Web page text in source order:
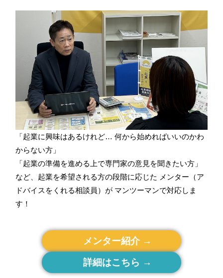
「起業に興味はあるけれど… 何から始めればいいのかわ
からない方」
「起業の準備を進める上で専門家の意見を聞きたい方」
など、起業を希望される方の段階に応じた メンター（ア
ドバイスをくれる相談員）が マンツーマンで対応しま
す！
メンター紹介
詳細はこちら